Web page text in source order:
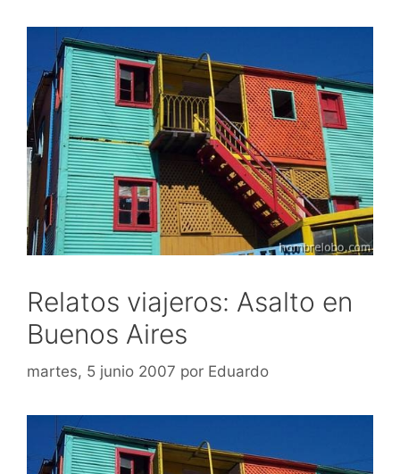
Relatos viajeros: Asalto en
Buenos Aires
martes, 5 junio 2007 por Eduardo